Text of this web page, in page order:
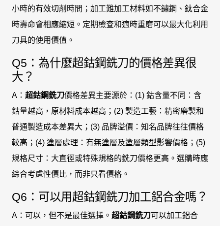
小時的有效切削時間；加工難加工材料如不鏽鋼、鈦合金
時壽命會相應縮短。定期檢查和適時重磨可以最大化利用
刀具的使用價值。
Q5：為什麼超鈷鋼銑刀的價格差異很
大？
A： 超鈷鋼銑刀價格差異主要源於：(1) 鈷含量不同：含
鈷量越高，原材料成本越高；(2) 製造工藝：精密磨製和
普通製造成本差異大；(3) 品牌溢價：知名品牌往往價格
較高；(4) 塗層處理：有無塗層及塗層類型影響價格；(5)
規格尺寸：大直徑或特殊規格的銑刀價格更高。選購時應
綜合考慮性價比，而非只看價格。
Q6：可以用超鈷鋼銑刀加工鋁合金嗎？
A：可以，但不是最佳選擇。 超鈷鋼銑刀可以加工鋁合